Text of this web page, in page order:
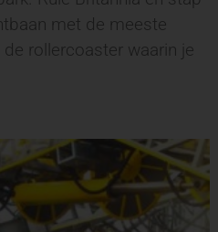
met de meeste
rollercoaster waarin je